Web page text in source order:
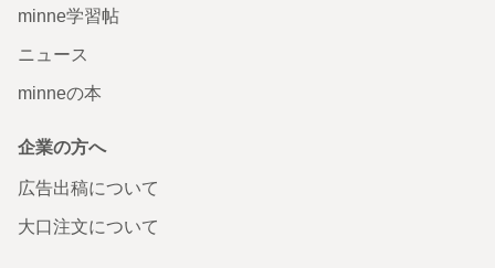
minne学習帖
ニュース
minneの本
企業の方へ
広告出稿について
大口注文について